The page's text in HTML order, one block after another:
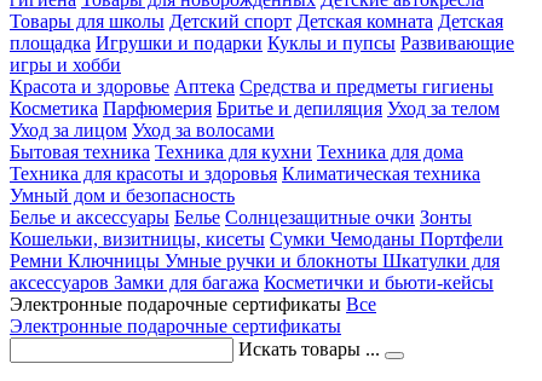
Товары для школы Детский спорт Детская комната Детская
площадка Игрушки и подарки Куклы и пупсы Развивающие
игры и хобби
Красота и здоровье Аптека Средства и предметы гигиены
Косметика Парфюмерия Бритье и депиляция Уход за телом
Уход за лицом Уход за волосами
Бытовая техника Техника для кухни Техника для дома
Техника для красоты и здоровья Климатическая техника
Умный дом и безопасность
Белье и аксессуары Белье Солнцезащитные очки Зонты
Кошельки, визитницы, кисеты Сумки Чемоданы Портфели
Ремни Ключницы Умные ручки и блокноты Шкатулки для
аксессуаров Замки для багажа Косметички и бьюти-кейсы
Электронные подарочные сертификаты Все
Электронные подарочные сертификаты
Искать товары ...